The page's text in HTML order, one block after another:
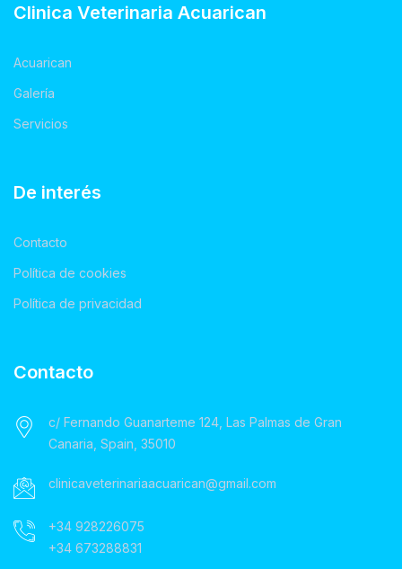
Clinica Veterinaria Acuarican
Acuarican
Galería
Servicios
De interés
Contacto
Política de cookies
Política de privacidad
Contacto
c/ Fernando Guanarteme 124, Las Palmas de Gran
Canaria, Spain, 35010
clinicaveterinariaacuarican@gmail.com
+34 928226075
+34 673288831